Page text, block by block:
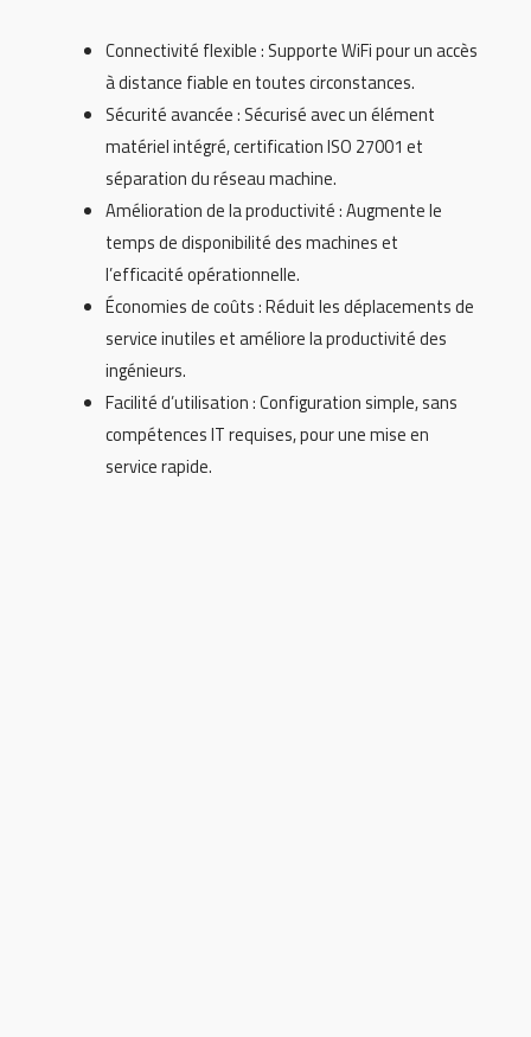
Connectivité flexible : Supporte WiFi pour un accès
à distance fiable en toutes circonstances.
Sécurité avancée : Sécurisé avec un élément
matériel intégré, certification ISO 27001 et
séparation du réseau machine.
Amélioration de la productivité : Augmente le
temps de disponibilité des machines et
l’efficacité opérationnelle.
Économies de coûts : Réduit les déplacements de
service inutiles et améliore la productivité des
ingénieurs.
Facilité d’utilisation : Configuration simple, sans
compétences IT requises, pour une mise en
service rapide.